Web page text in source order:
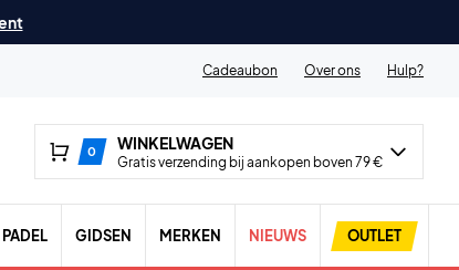
Cadeaubon Over ons Hulp?
0 WINKELWAGEN
Gratis verzending bij aankopen boven 79 €
GIDSEN MERKEN NIEUWS OUTLET